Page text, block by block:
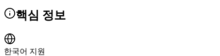
핵심 정보
한국어 지원